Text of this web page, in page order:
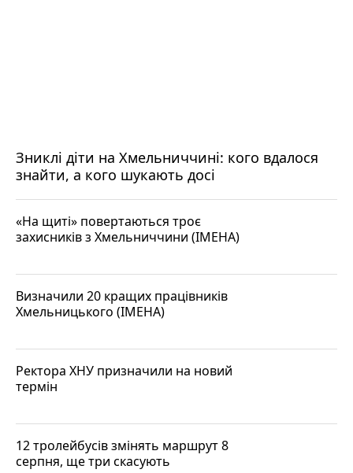
Зниклі діти на Хмельниччині: кого вдалося
знайти, а кого шукають досі
«На щиті» повертаються троє
захисників з Хмельниччини (ІМЕНА)
Визначили 20 кращих працівників
Хмельницького (ІМЕНА)
Ректора ХНУ призначили на новий
термін
12 тролейбусів змінять маршрут 8
серпня, ще три скасують